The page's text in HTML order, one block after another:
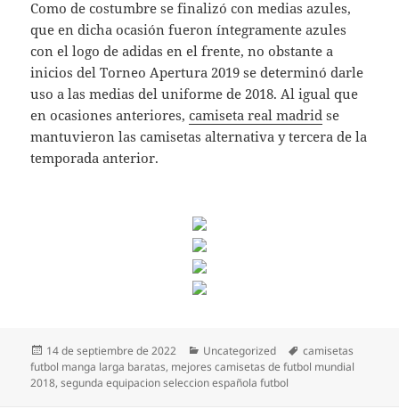
Como de costumbre se finalizó con medias azules,
que en dicha ocasión fueron íntegramente azules
con el logo de adidas en el frente, no obstante a
inicios del Torneo Apertura 2019 se determinó darle
uso a las medias del uniforme de 2018. Al igual que
en ocasiones anteriores,camiseta real madrid se
mantuvieron las camisetas alternativa y tercera de la
temporada anterior.
Publicado
el
14 de septiembre de 2022 Categorías
Uncategorized Etiquetas
camisetas
futbol manga larga baratas, mejores camisetas de futbol mundial
2018,segunda equipacion seleccion española futbol